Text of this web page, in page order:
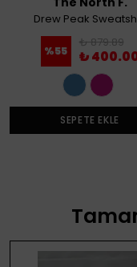
Drew Peak
%55
₺ 879.89
₺
SEPETE EKLE